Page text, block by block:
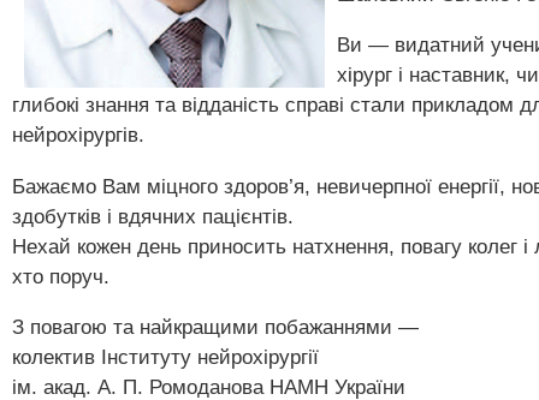
Ви — видатний
хірург і наставник,
глибокі знання та відданість справі стали прикладом
нейрохірургів.
Бажаємо Вам міцного здоров’я, невичерпної енергії,
здобутків і вдячних пацієнтів.
Нехай кожен день приносить натхнення, повагу колег
хто поруч.
З повагою та найкращими побажаннями —
колектив Інституту нейрохірургії
ім. акад. А. П. Ромоданова НАМН України